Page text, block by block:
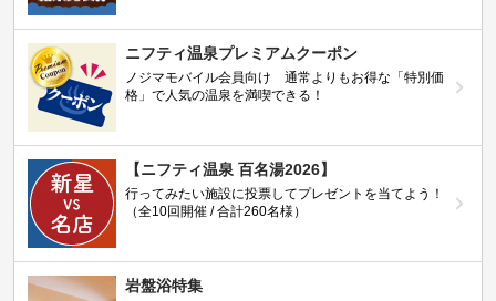
ニフティ温泉プレミアムクーポン
ノジマモバイル会員向け 通常よりもお得な「特別価
格」で人気の温泉を満喫できる！
【ニフティ温泉 百名湯2026】
行ってみたい施設に投票してプレゼントを当てよう！
（全10回開催 / 合計260名様）
岩盤浴特集